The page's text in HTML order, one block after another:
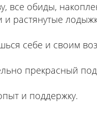
все обиды,
растянутые
себе и своим
прекрасный
и поддержку.